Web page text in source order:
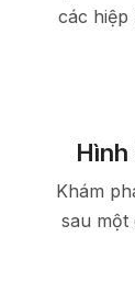
các hiệp
Khám
sau một